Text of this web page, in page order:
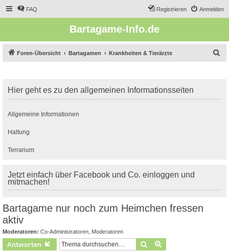
FAQ Anmelden
Registrieren
Bartagame-Info.de
Foren-Übersicht Bartagamen Krankheiten & Tierärzte
e
Hier geht es zu den allgemeinen Informationsseiten
Allgemeine Informationen
Haltung
Terrarium
Jetzt einfach über Facebook und Co. einloggen und
mitmachen!
Bartagame nur noch zum Heimchen fressen
aktiv
Moderatoren: Co-Administratoren Moderatoren
Antworten Suche